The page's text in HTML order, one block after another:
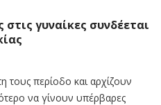
γυναίκες συνδέεται
τους περίοδο και αρχίζουν
να γίνουν υπέρβαρες